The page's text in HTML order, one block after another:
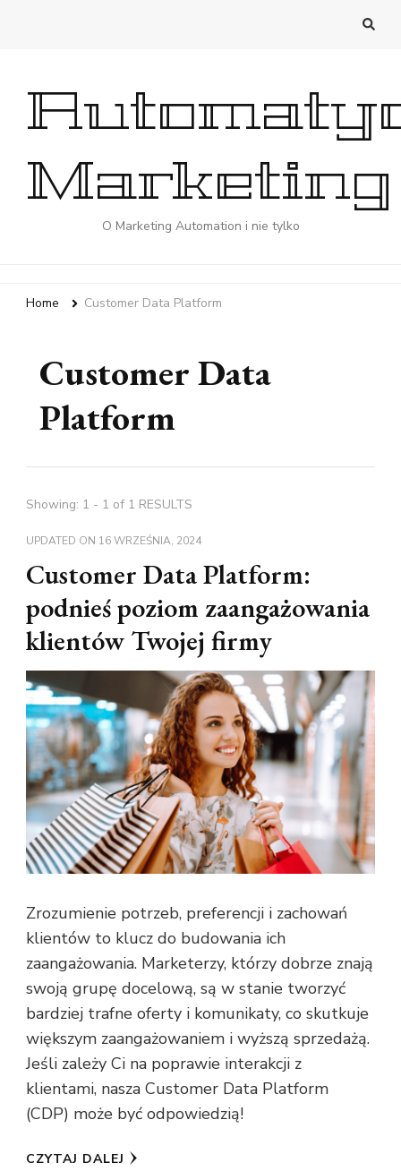
Marketing
O Marketing Automation i nie tylko
Home Customer Data Platform
Customer Data
Platform
Showing: 1 - 1 of 1 RESULTS
UPDATED ON 16 WRZEŚNIA, 2024
Customer Data Platform:
podnieś poziom zaangażowania
klientów Twojej firmy
Zrozumienie potrzeb, preferencji i zachowań
klientów to klucz do budowania ich
zaangażowania. Marketerzy, którzy dobrze znają
swoją grupę docelową, są w stanie tworzyć
bardziej trafne oferty i komunikaty, co skutkuje
większym zaangażowaniem i wyższą sprzedażą.
Jeśli zależy Ci na poprawie interakcji z
klientami, nasza Customer Data Platform
(CDP) może być odpowiedzią!
CZYTAJ DALEJ